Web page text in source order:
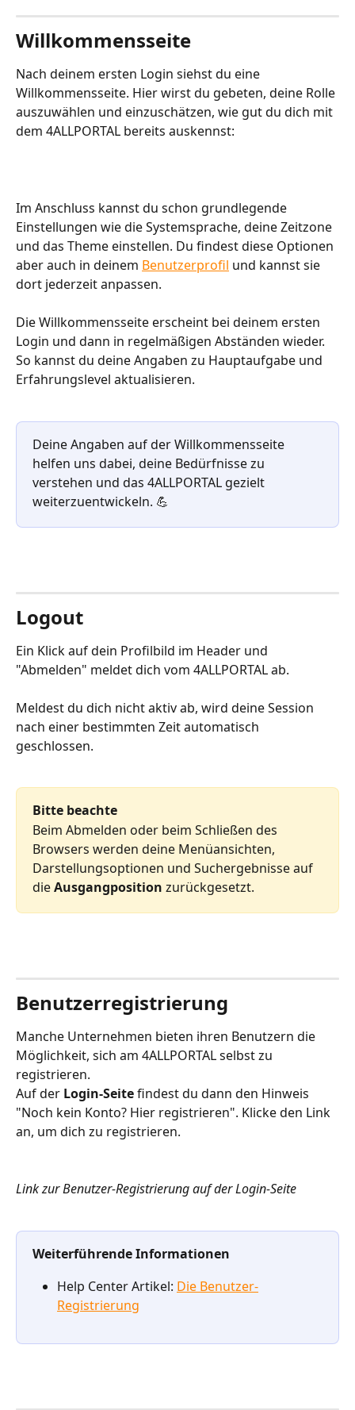
Willkommensseite
Nach deinem ersten Login siehst du eine
Willkommensseite. Hier wirst du gebeten, deine Rolle
auszuwählen und einzuschätzen, wie gut du dich mit
dem 4ALLPORTAL bereits auskennst:
Im Anschluss kannst du schon grundlegende
Einstellungen wie die Systemsprache, deine Zeitzone
und das Theme einstellen. Du findest diese Optionen
aber auch in deinem Benutzerprofil und kannst sie
dort jederzeit anpassen.
Die Willkommensseite erscheint bei deinem ersten
Login und dann in regelmäßigen Abständen wieder.
So kannst du deine Angaben zu Hauptaufgabe und
Erfahrungslevel aktualisieren.
Deine Angaben auf der Willkommensseite
helfen uns dabei, deine Bedürfnisse zu
verstehen und das 4ALLPORTAL gezielt
weiterzuentwickeln. 💪
Logout
Ein Klick auf dein Profilbild im Header und
"Abmelden" meldet dich vom 4ALLPORTAL ab.
Meldest du dich nicht aktiv ab, wird deine Session
nach einer bestimmten Zeit automatisch
geschlossen.
Bitte beachte
Beim Abmelden oder beim Schließen des
Browsers werden deine Menüansichten,
Darstellungsoptionen und Suchergebnisse auf
die Ausgangposition zurückgesetzt.
Benutzerregistrierung
Manche Unternehmen bieten ihren Benutzern die
Möglichkeit, sich am 4ALLPORTAL selbst zu
registrieren.
Auf der Login-Seite findest du dann den Hinweis
"Noch kein Konto? Hier registrieren". Klicke den Link
an, um dich zu registrieren.
Link zur Benutzer-Registrierung auf der Login-Seite
Weiterführende Informationen
Help Center Artikel: Die Benutzer-
Registrierung